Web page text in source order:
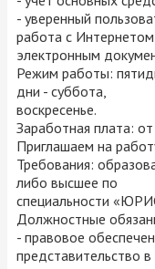
- уверенный
работа с Интернетом,
электронным
Режим работы:
дни - суббота,
воскресенье.
Заработная плата:
Приглашаем на
Требования:
либо высшее по
специальности
Должностные
- правовое
представительство в